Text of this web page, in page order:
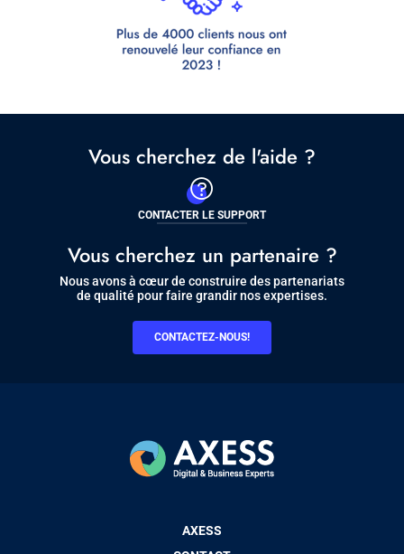
Vous cherchez de l'aide ?
CONTACTER LE SUPPORT
Vous cherchez un partenaire ?
Nous avons à cœur de construire des partenariats
de qualité pour faire grandir nos expertises.
CONTACTEZ-NOUS!
AXESS